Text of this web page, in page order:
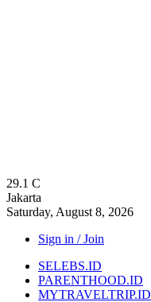
29.1 C
Jakarta
Saturday, August 8, 2026
Sign in / Join
SELEBS.ID
PARENTHOOD.ID
MYTRAVELTRIP.ID